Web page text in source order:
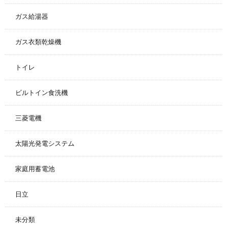
ガス給湯器
ガス衣類乾燥機
トイレ
ビルトイン食洗機
三菱電機
太陽光発電システム
家庭用蓄電池
日立
未分類